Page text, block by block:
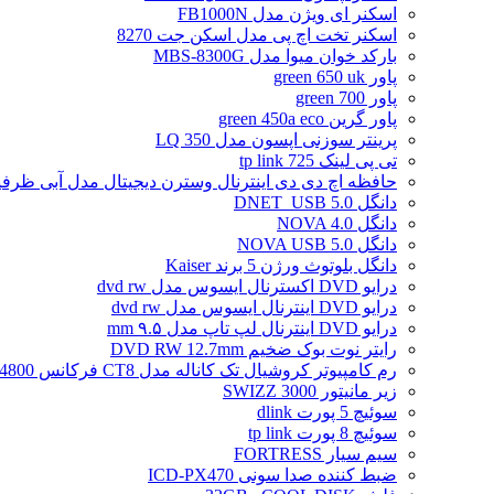
اسکنر ای ویژن مدل FB1000N
اسکنر تخت اچ پی مدل اسکن جت 8270
بارکد خوان میوا مدل MBS-8300G
پاور green 650 uk
پاور green 700
پاور گرین green 450a eco
پرینتر سوزنی اپسون مدل LQ 350
تی پی لینک tp link 725
حافظه اچ دی دی اینترنال وسترن دیجیتال مدل آبی ظرفیت 2
دانگل DNET_USB 5.0
دانگل NOVA 4.0
دانگل NOVA USB 5.0
دانگل بلوتوث ورژن 5 برند Kaiser
درایو DVD اکسترنال ایسوس مدل dvd rw
درایو DVD اینترنال ایسوس مدل dvd rw
درایو DVD اینترنال لپ تاپ مدل ۹.۵ mm
رایتر نوت بوک ضخیم DVD RW 12.7mm
رم کامپیوتر کروشیال تک کاناله مدل CT8 فرکانس 4800 مگاهرتز DDR5 تایمینگ CL40 حافظه 8 گیگابایت
زیر مانیتور SWIZZ 3000
سوئیچ 5 پورت dlink
سوئیچ 8 پورت tp link
سیم سیار FORTRESS
ضبط کننده صدا سونی ICD-PX470